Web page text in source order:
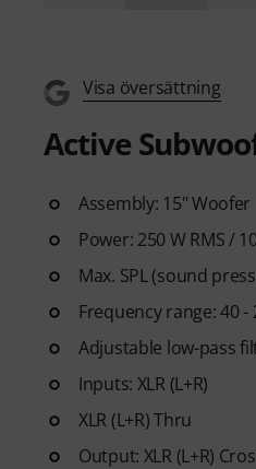
Visa översättning
Active
Assembly: 15" Woofer
Power: 250 W RMS /
Max. SPL (sound
Frequency range: 40 -
Adjustable low-pass
Inputs: XLR (L+R)
XLR (L+R) Thru
Output: XLR (L+R)